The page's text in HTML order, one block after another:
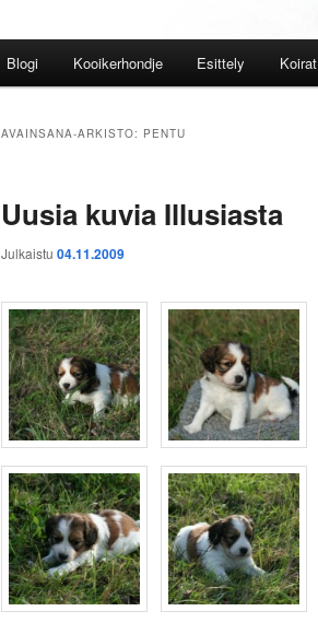
Blogi Kooikerhondje Esittely Koirat
AVAINSANA-ARKISTO: PENTU
Uusia kuvia Illusiasta
Julkaistu 04.11.2009